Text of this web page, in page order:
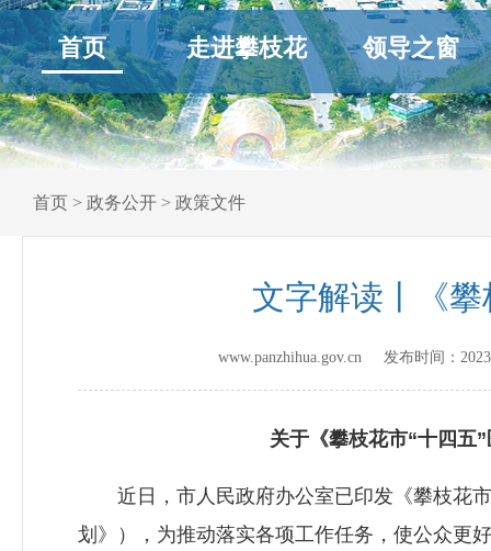
首页 走进攀枝花 领导之窗
首页 > 政务公开 > 政策文件
文字解读丨《
www.panzhihua.gov.cn 发布时间：
关于《攀枝花市“十四五
近日，市人民政府办公室已印发《攀枝花市
划》），为推动落实各项工作任务，使公众更